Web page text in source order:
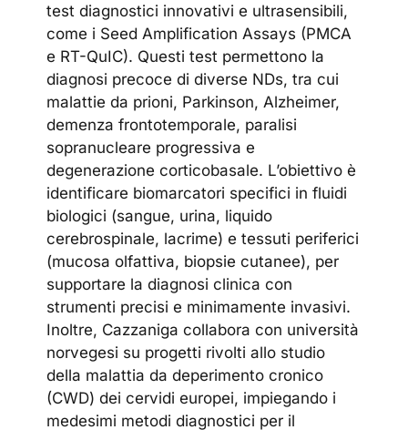
test diagnostici innovativi e ultrasensibili,
come i Seed Amplification Assays (PMCA
e RT-QuIC). Questi test permettono la
diagnosi precoce di diverse NDs, tra cui
malattie da prioni, Parkinson, Alzheimer,
demenza frontotemporale, paralisi
sopranucleare progressiva e
degenerazione corticobasale. L’obiettivo è
identificare biomarcatori specifici in fluidi
biologici (sangue, urina, liquido
cerebrospinale, lacrime) e tessuti periferici
(mucosa olfattiva, biopsie cutanee), per
supportare la diagnosi clinica con
strumenti precisi e minimamente invasivi.
Inoltre, Cazzaniga collabora con università
norvegesi su progetti rivolti allo studio
della malattia da deperimento cronico
(CWD) dei cervidi europei, impiegando i
medesimi metodi diagnostici per il